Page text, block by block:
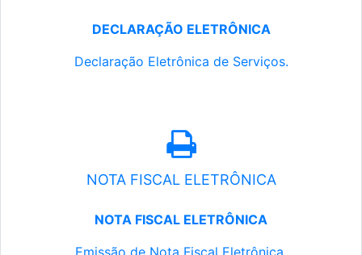
DECLARAÇÃO ELETRÔNICA
Declaração Eletrônica de Serviços.
NOTA FISCAL ELETRÔNICA
NOTA FISCAL ELETRÔNICA